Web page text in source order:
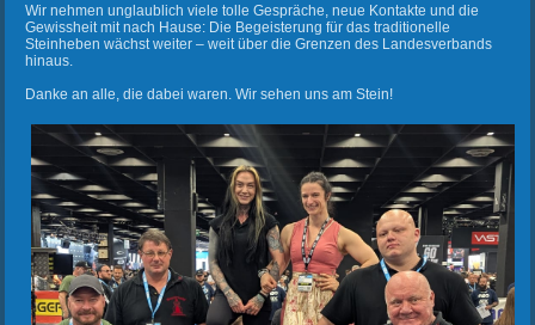
Wir nehmen unglaublich viele tolle Gespräche, neue Kontakte und die
Gewissheit mit nach Hause: Die Begeisterung für das traditionelle
Steinheben wächst weiter – weit über die Grenzen des Landesverbands
hinaus.
Danke an alle, die dabei waren. Wir sehen uns am Stein!